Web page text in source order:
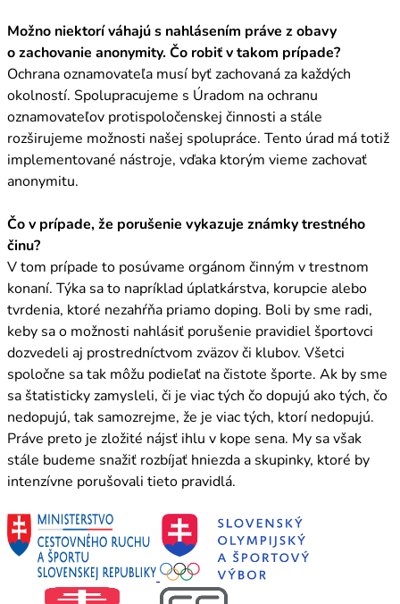
Možno niektorí váhajú s nahlásením práve z obavy
o zachovanie anonymity. Čo robiť v takom prípade?
Ochrana oznamovateľa musí byť zachovaná za každých
okolností. Spolupracujeme s Úradom na ochranu
oznamovateľov protispoločenskej činnosti a stále
rozširujeme možnosti našej spolupráce. Tento úrad má totiž
implementované nástroje, vďaka ktorým vieme zachovať
anonymitu.
Čo v prípade, že porušenie vykazuje známky trestného
činu?
V tom prípade to posúvame orgánom činným v trestnom
konaní. Týka sa to napríklad úplatkárstva, korupcie alebo
tvrdenia, ktoré nezahŕňa priamo doping. Boli by sme radi,
keby sa o možnosti nahlásiť porušenie pravidiel športovci
dozvedeli aj prostredníctvom zväzov či klubov. Všetci
spoločne sa tak môžu podieľať na čistote športe. Ak by sme
sa štatisticky zamysleli, či je viac tých čo dopujú ako tých, čo
nedopujú, tak samozrejme, že je viac tých, ktorí nedopujú.
Práve preto je zložité nájsť ihlu v kope sena. My sa však
stále budeme snažiť rozbíjať hniezda a skupinky, ktoré by
intenzívne porušovali tieto pravidlá.